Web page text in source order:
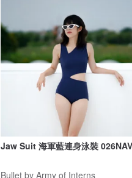
Jaw Suit 海軍藍連身泳裝
Bullet by Army of Interns